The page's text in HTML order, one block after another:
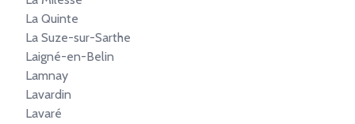
La Quinte
La Suze-sur-Sarthe
Laigné-en-Belin
Lamnay
Lavardin
Lavaré